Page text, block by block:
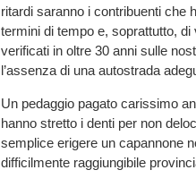
ritardi saranno i contribuenti che
termini di tempo e, soprattutto,
verificati in oltre 30 anni sulle
l’assenza di una autostrada
Un pedaggio pagato carissimo
hanno stretto i denti per non
semplice erigere un capannone
difficilmente raggiungibile